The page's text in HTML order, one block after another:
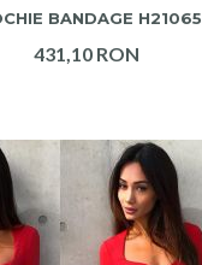
BANDAGE H21065
431,10 RON